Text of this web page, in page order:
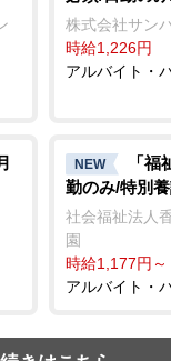
株式会社サン
時給1,226円
アルバイト・
NEW
「
勤のみ/特別
社会福祉法人
園
時給1,177円～
アルバイト・